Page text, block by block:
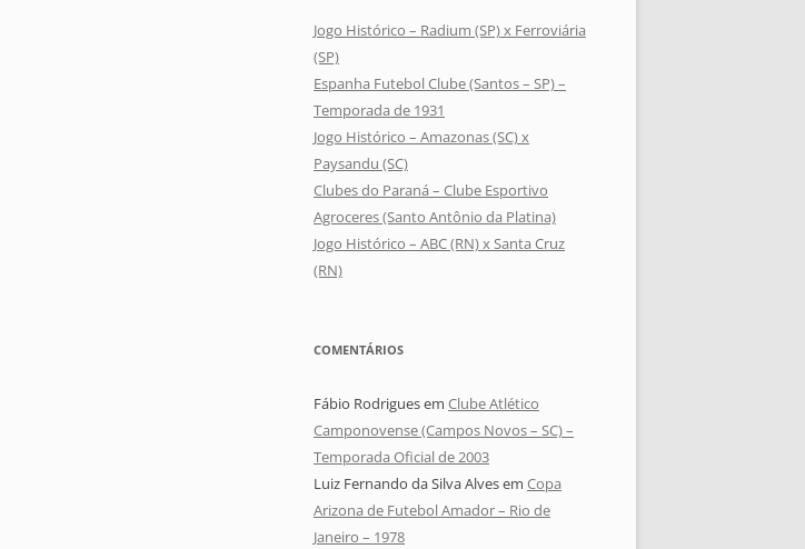
Jogo Histórico – Radium (SP) x Ferroviária
(SP)
Espanha Futebol Clube (Santos – SP) –
Temporada de 1931
Jogo Histórico – Amazonas (SC) x
Paysandu (SC)
Clubes do Paraná – Clube Esportivo
Agroceres (Santo Antônio da Platina)
Jogo Histórico – ABC (RN) x Santa Cruz
(RN)
COMENTÁRIOS
Fábio Rodriguesem Clube Atlético
Camponovense (Campos Novos – SC) –
Temporada Oficial de 2003
Luiz Fernando da Silva Alvesem Copa
Arizona de Futebol Amador – Rio de
Janeiro – 1978